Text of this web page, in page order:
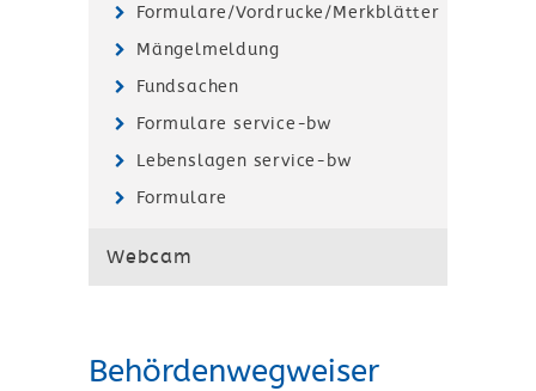
Formulare/Vordrucke/Merkblätter
Mängelmeldung
Fundsachen
Formulare service-bw
Lebenslagen service-bw
Formulare
Webcam
Behördenwegweiser